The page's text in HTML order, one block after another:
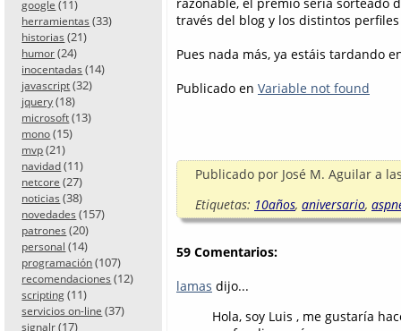
google (11)
herramientas (33)
historias (21)
humor (24)
inocentadas (14)
javascript (32)
jquery (18)
microsoft (13)
mono (15)
mvp (21)
navidad (11)
netcore (27)
noticias (38)
novedades (157)
patrones (20)
personal (14)
programación (107)
recomendaciones (12)
scripting (11)
servicios on-line (37)
signalr (17)
través del blog y los distintos
Pues nada más, ya estáis tardando
Publicado en Variable not found
Publicado por José M. Aguilar a
Etiquetas: 10años, aniversario,
59 Comentarios:
lamas dijo...
Hola, soy Luis , me gustaría